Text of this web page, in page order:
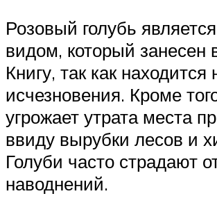
Розовый голубь
видом, который занесен
Книгу, так как находится
исчезновения. Кроме
угрожает утрата места
ввиду вырубки лесов и
Голуби часто страдают
наводнений.